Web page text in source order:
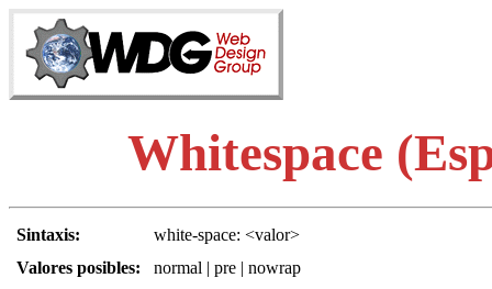
Whitespace
Sintaxis:
white-space: <valor>
Valores posibles:
normal | pre | nowrap